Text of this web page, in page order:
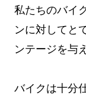
私たちのバイ
ンに対してと
ンテージを与
バイクは十分